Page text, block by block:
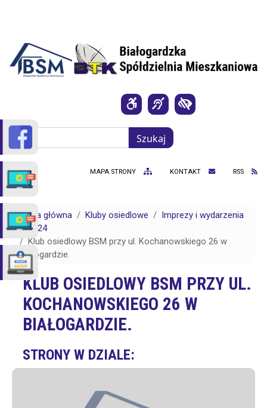
Szukaj
Szukaj
MAPA STRONY KONTAKT RSS
Strona główna Kluby osiedlowe
Imprezy i wydarzenia
2024
Klub osiedlowy BSM przy ul. Kochanowskiego 26 w
Białogardzie.
KLUB OSIEDLOWY BSM PRZY UL.
KOCHANOWSKIEGO 26 W
BIAŁOGARDZIE.
STRONY W DZIALE: